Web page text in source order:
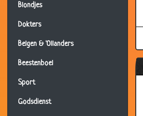
Blondjes
Dokters
Belgen & 'Ollanders
Beestenboel
Sport
Godsdienst